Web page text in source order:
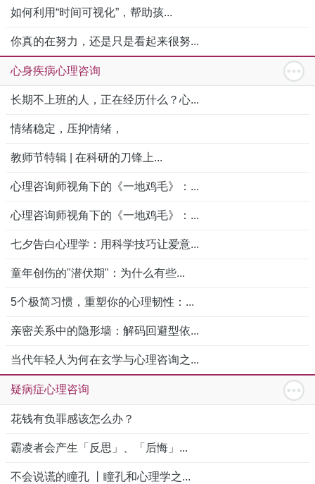
如何利用“时间可视化”，帮助孩...
你真的在努力，还是只是看起来很努...
心身疾病心理咨询
长期不上班的人，正在经历什么？心...
情绪稳定，压抑情绪，
教师节特辑 | 在科研的刀锋上...
心理咨询师视角下的《一地鸡毛》：...
心理咨询师视角下的《一地鸡毛》：...
七夕告白心理学：用科学技巧让爱意...
童年创伤的"潜伏期"：为什么有些...
5个极简习惯，重塑你的心理韧性：...
亲密关系中的隐形墙：解码回避型依...
当代年轻人为何在玄学与心理咨询之...
疑病症心理咨询
花钱有负罪感该怎么办？
霸凌者会产生「反思」、「后悔」...
不会说谎的瞳孔 丨瞳孔和心理学之...